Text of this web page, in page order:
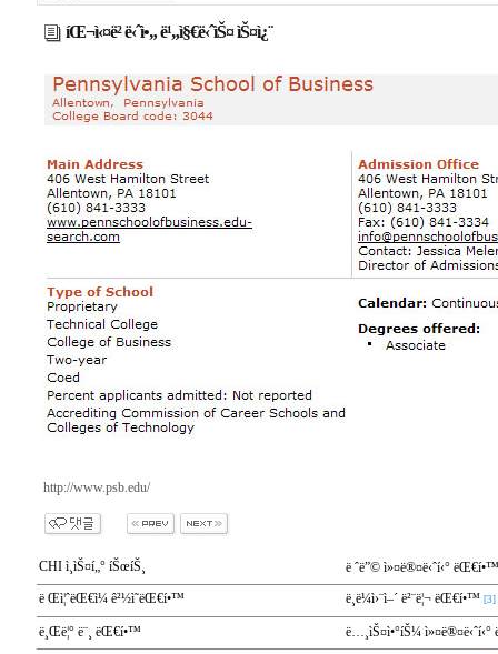
íŒ¬ì‹¤ë² ë‹ˆì•„ ë¹„ì§€ë‹ˆìŠ¤ ìŠ¤ì¿¨
http://www.psb.edu/
CHI ì¸ìŠ¤í„° íŠœíŠ¸
ë ˆë”© ì»¤ë®¤ë‹ˆí‹° ëŒ€í•™
ë Œì¦ˆëŒ€ì¼ ê²½ì˜ëŒ€í•™
ë¸ë¼ì›¨ì–´ ë²¨ë¦¬ ëŒ€í•™ [3]
ë¸Œë¦° ë¨¸ ëŒ€í•™ ë…¸ìŠ¤ì•°íŠ¼